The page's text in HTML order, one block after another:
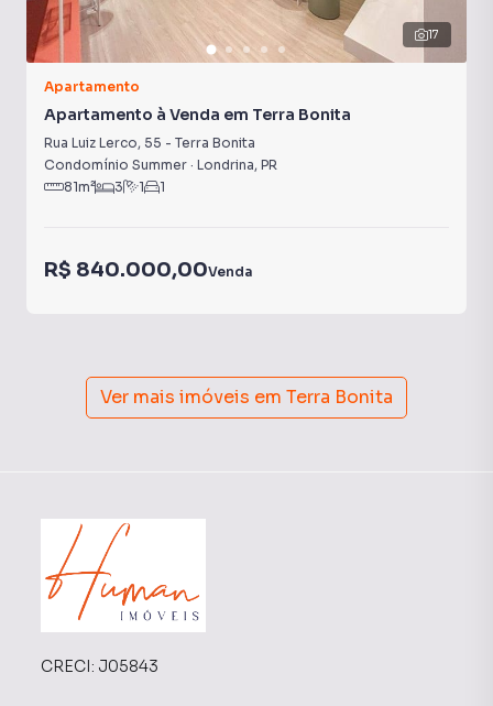
17
Apartamento
Apartamento à Venda em Terra Bonita
Rua Luiz Lerco, 55 - Terra Bonita
Condomínio Summer · Londrina, PR
81m² 3 1 1
R$ 840.000,00Venda
Ver mais imóveis em Terra Bonita
CRECI: J05843